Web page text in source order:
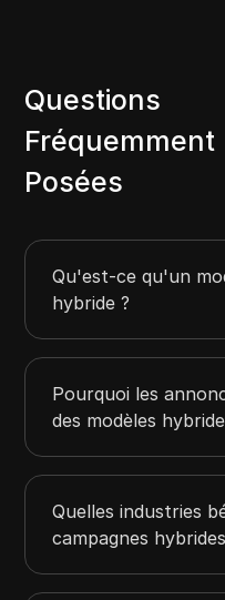
Capitaliste
PayPal
Skrill
0 $ - 1000 $
5000+
Rencontres
Finance
Services publics
Santé et Beauté
Paris
Commerce
Applications
Questions
Fréquemment
Posées
Qu'est-ce qu'un
hybride ?
Pourquoi les
des modèles
Quelles industries
campagnes